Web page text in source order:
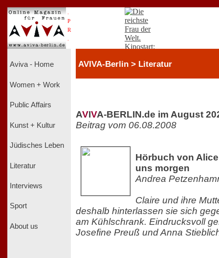
P
R
Aviva - Home
Women + Work
Public Affairs
Kunst + Kultur
Jüdisches Leben
Literatur
Interviews
Sport
About us
AVIVA-Berlin > Literatur
AVIVA-BERLIN.de im August
Beitrag vom 06.08.2008
Hörbuch von
uns morgen
Andrea
Claire und ihre
deshalb hinterlassen sie sich
am Kühlschrank. Eindrucksvoll
Josefine Preuß und Anna